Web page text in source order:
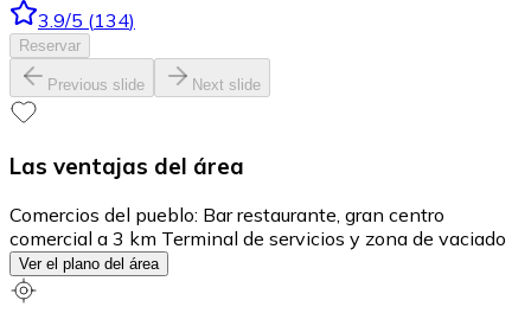
3.9/5 (134)
Reservar
Previous slide Next slide
Las ventajas del área
Comercios del pueblo: Bar restaurante, gran centro
comercial a 3 km Terminal de servicios y zona de vaciado
Ver el plano del área